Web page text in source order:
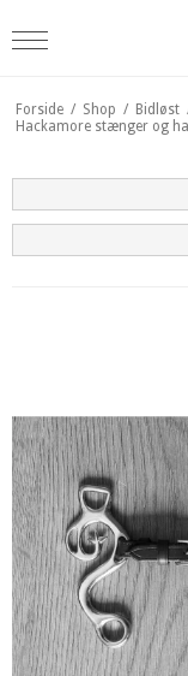
Forside / Shop / Bidløst
Hackamore stænger og